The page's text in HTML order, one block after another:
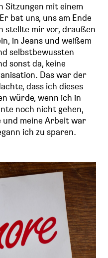
Sitzungen mit einem
bat uns, uns am Ende
stellte mir vor, draußen
in Jeans und weißem
selbstbewussten
sonst da, keine
Das war der
dass ich dieses
würde, wenn ich in
noch nicht gehen,
und meine Arbeit war
ich zu sparen.